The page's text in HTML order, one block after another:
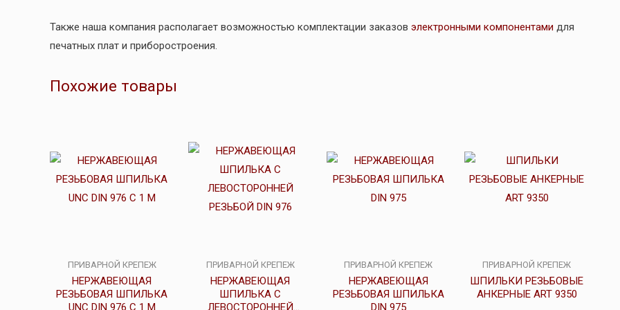
Также наша компания располагает возможностью комплектации заказов электронными компонентами для
печатных плат и приборостроения.
Похожие товары
ПРИВАРНОЙ КРЕПЕЖ
НЕРЖАВЕЮЩАЯ
РЕЗЬБОВАЯ ШПИЛЬКА
ПРИВАРНОЙ КРЕПЕЖ
НЕРЖАВЕЮЩАЯ
ШПИЛЬКА С
ПРИВАРНОЙ КРЕПЕЖ
НЕРЖАВЕЮЩАЯ
РЕЗЬБОВАЯ ШПИЛЬКА
ПРИВАРНОЙ КРЕПЕЖ
ШПИЛЬКИ РЕЗЬБОВЫЕ
АНКЕРНЫЕ ART 9350